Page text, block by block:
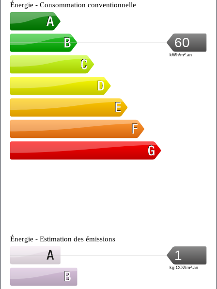
Énergie - Consommation conventionnelle
60
kWh/m².an
Énergie - Estimation des émissions
1
kg CO2/m².an